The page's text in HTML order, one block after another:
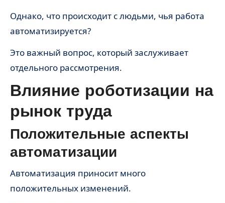
Однако, что происходит с людьми, чья работа
автоматизируется?
Это важный вопрос, который заслуживает
отдельного рассмотрения.
Влияние роботизации на
рынок труда
Положительные аспекты
автоматизации
Автоматизация приносит много
положительных изменений.